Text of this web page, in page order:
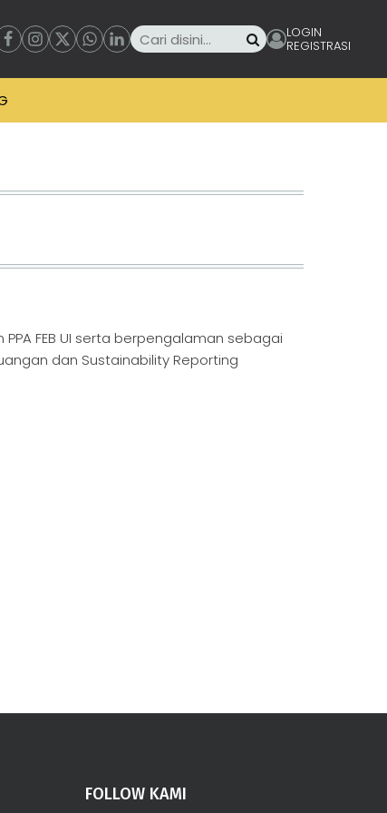
LOGIN
REGISTRASI
FEB UI serta berpengalaman sebagai
dan Sustainability Reporting
FOLLOW KAMI